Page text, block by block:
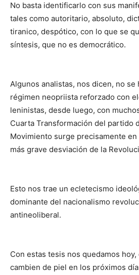
No basta identificarlo con sus
tales como autoritario, absoluto,
tiranico, despótico, con lo que se
síntesis, que no es democrático.
Algunos analistas, nos dicen, no se
régimen neopriista reforzado con
leninistas, desde luego, con
Cuarta Transformación del partido
Movimiento surge precisamente
más grave desviación de la
Esto nos trae un ecletecismo
dominante del nacionalismo
antineoliberal.
Con estas tesis nos quedamos
cambien de piel en los próximos